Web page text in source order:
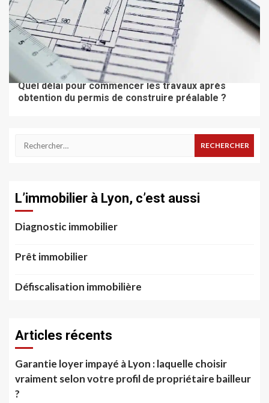
FAIRE CONSTRUIRE
Quel délai pour commencer les travaux après
obtention du permis de construire préalable ?
Rechercher :
L’immobilier à Lyon, c’est aussi
Diagnostic immobilier
Prêt immobilier
Défiscalisation immobilière
Articles récents
Garantie loyer impayé à Lyon : laquelle choisir
vraiment selon votre profil de propriétaire bailleur
?